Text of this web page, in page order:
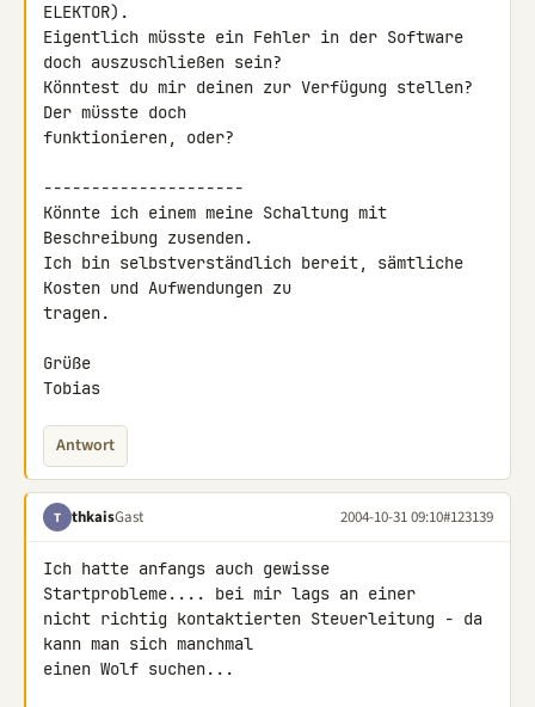
ELEKTOR).
Eigentlich müsste ein Fehler in der Software
doch auszuschließen sein?
Könntest du mir deinen zur Verfügung stellen?
Der müsste doch
funktionieren, oder?
---------------------
Könnte ich einem meine Schaltung mit
Beschreibung zusenden.
Ich bin selbstverständlich bereit, sämtliche
Kosten und Aufwendungen zu
tragen.
Grüße
Tobias
Antwort
T thkaisGast 2004-10-31 09:10#123139
Ich hatte anfangs auch gewisse
Startprobleme.... bei mir lags an einer
nicht richtig kontaktierten Steuerleitung - da
kann man sich manchmal
einen Wolf suchen...